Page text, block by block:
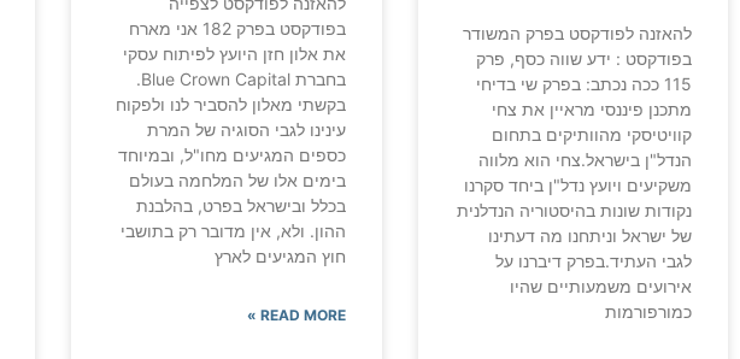
להאזנה לפודקסט בפרק המשודר
בפודקסט : ידע שווה כסף, פרק
115 ככה נכתב: בפרק שי בדיחי
מתכנן פיננסי מראיין את צחי
קוויטיסקי מהוותיקים בתחום
הנדל"ן בישראל.צחי הוא מלווה
משקיעים ויועץ נדל"ן ביחד סקרנו
נקודות שונות בהיסטוריה הנדלנית
של ישראל וניתחנו מה דעתינו
לגבי העתיד.בפרק דיברנו על
אירועים משמעותיים שהיו
כמורפורמות
בפודקסט בפרק 182 אני מארח
את אלון חזן היועץ לפיתוח עסקי
בחברת Blue Crown Capital.
בקשתי מאלון להסביר לנו ולפקוח
עינינו לגבי הסוגיה של המרת
כספים המגיעים מחו"ל, ובמיוחד
בימים אלו של המלחמה בעולם
בכלל ובישראל בפרט, בהלבנת
ההון. ולא, אין מדובר רק בתושבי
חוץ המגיעים לארץ
READ MORE »